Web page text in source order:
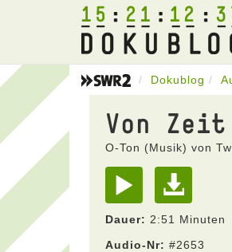
15 21 12
Dokublog
Von
O-Ton (Musik) von
Dauer: 2:51 Minuten
Audio-Nr: #2653